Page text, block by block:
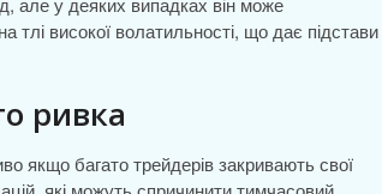
тлі високої волатильності, що дає підстави
ривка
якщо багато трейдерів закривають свої